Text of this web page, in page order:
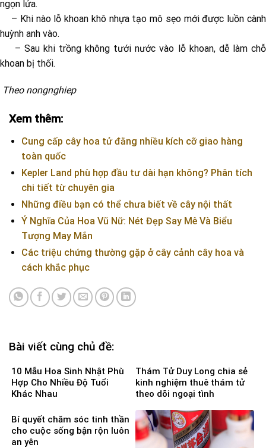
ngọn lửa.
– Khi nào lỗ khoan khô nhựa tạo mô sẹo mới được luồn cành
huỳnh anh vào.
– Sau khi trồng không tưới nước vào lỗ khoan, dễ làm chỗ
khoan bị thối.
Theo nongnghiep
Xem thêm:
Cung cấp cây hoa tử đằng nhiều kích cỡ giao hàng
toàn quốc
Kepler Land phù hợp đầu tư dài hạn không? Phân tích
chi tiết từ chuyên gia
Những điều bạn có thể chưa biết về cây nội thất
Ý Nghĩa Của Hoa Vũ Nữ: Nét Đẹp Say Mê Và Biểu
Tượng May Mắn
Các triệu chứng thường gặp ở cây cảnh cây hoa và
cách khắc phục
Bài viết cùng chủ đề:
10 Mẫu Hoa Sinh Nhật Phù
Hợp Cho Nhiều Độ Tuổi
Khác Nhau
Thám Tử Duy Long chia sẻ
kinh nghiệm thuê thám tử
theo dõi ngoại tình
Bí quyết chăm sóc tinh thần
cho cuộc sống bận rộn luôn
an yên